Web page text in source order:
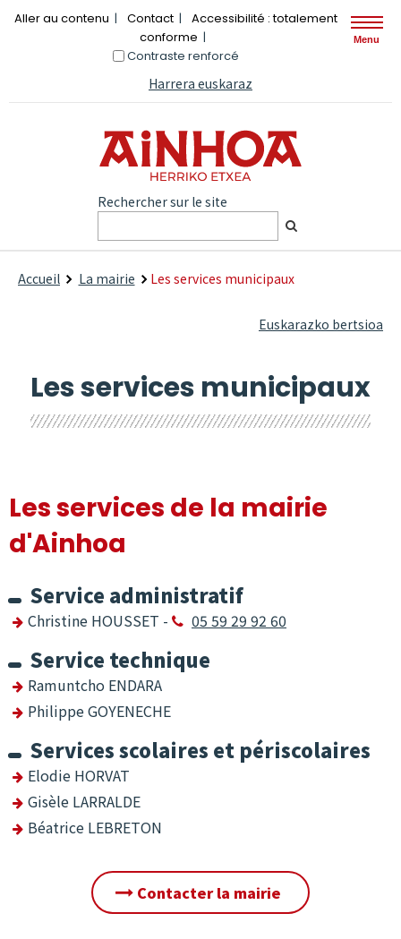
Aller au contenu Contact
Accessibilité : totalement
conforme
Contraste renforcé
Harrera euskaraz
Rechercher sur le site
Menu
Accueil La mairie Les services municipaux
Euskarazko bertsioa
Les services municipaux
Les services de la mairie
d'Ainhoa
Service administratif
Christine HOUSSET -  05 59 29 92 60
Service technique
Ramuntcho ENDARA
Philippe GOYENECHE
Services scolaires et périscolaires
Elodie HORVAT
Gisèle LARRALDE
Béatrice LEBRETON
Contacter la mairie